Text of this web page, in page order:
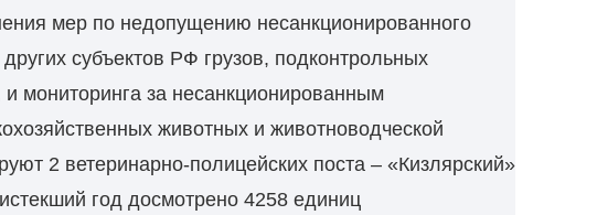
мер по недопущению несанкционированного
субъектов РФ грузов, подконтрольных
мониторинга за несанкционированным
животных и животноводческой
2 ветеринарно-полицейских поста – «Кизлярский»
год досмотрено 4258 единиц